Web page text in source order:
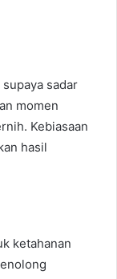
sadar
momen
Kebiasaan
hasil
ketahanan